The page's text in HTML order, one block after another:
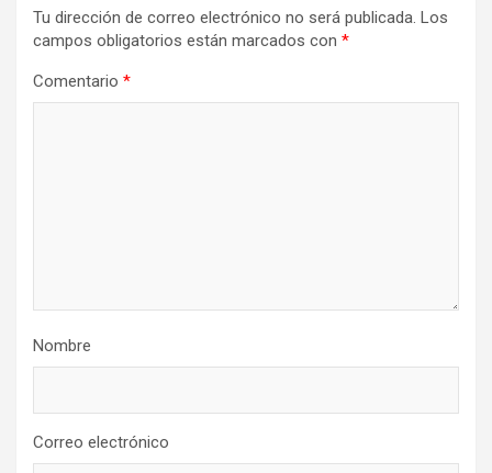
Tu dirección de correo electrónico no será publicada. Los
campos obligatorios están marcados con *
Comentario *
Nombre
Correo electrónico